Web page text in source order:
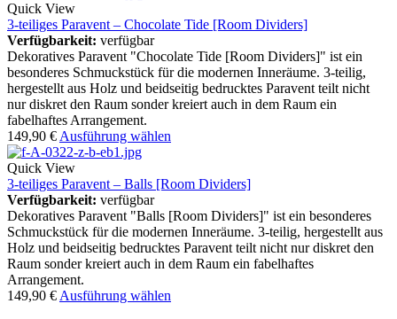
Quick View
3-teiliges Paravent – Chocolate Tide [Room Dividers]
Verfügbarkeit: verfügbar
Dekoratives Paravent "Chocolate Tide [Room Dividers]" ist ein
besonderes Schmuckstück für die modernen Inneräume. 3-teilig,
hergestellt aus Holz und beidseitig bedrucktes Paravent teilt nicht
nur diskret den Raum sonder kreiert auch in dem Raum ein
fabelhaftes Arrangement.
149,90 € Ausführung wählen
Quick View
3-teiliges Paravent – Balls [Room Dividers]
Verfügbarkeit: verfügbar
Dekoratives Paravent "Balls [Room Dividers]" ist ein besonderes
Schmuckstück für die modernen Inneräume. 3-teilig, hergestellt aus
Holz und beidseitig bedrucktes Paravent teilt nicht nur diskret den
Raum sonder kreiert auch in dem Raum ein fabelhaftes
Arrangement.
149,90 € Ausführung wählen